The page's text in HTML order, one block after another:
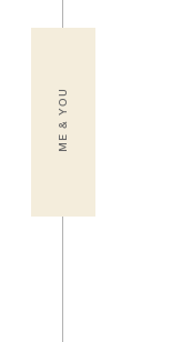
ME & YOU